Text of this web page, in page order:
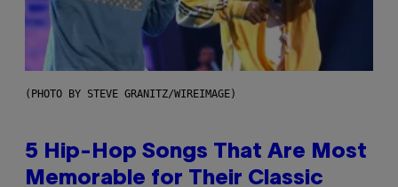
(PHOTO BY STEVE GRANITZ/WIREIMAGE)
5 Hip-Hop Songs That Are Most
Memorable for Their Classic